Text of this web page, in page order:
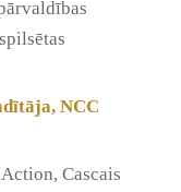
NCC
Cascais